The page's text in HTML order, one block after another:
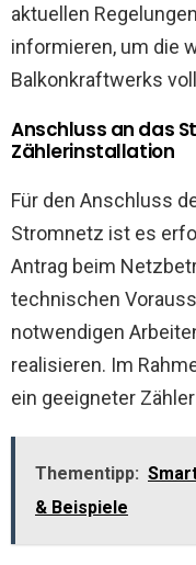
aktuellen
informieren, um die
Balkonkraftwerks
Anschluss an das
Zählerinstallation
Für den Anschluss
Stromnetz ist es
Antrag beim
technischen
notwendigen
realisieren. Im
ein geeigneter
Thementipp:
& Beispiele